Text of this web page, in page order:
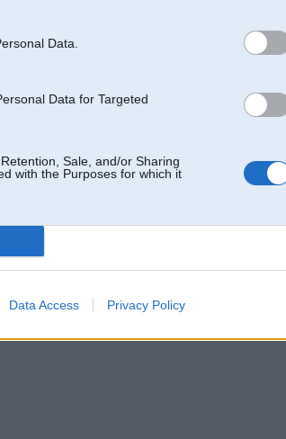
Data.
Data for Targeted
Sale, and/or Sharing
with the Purposes for which it
Data Access Privacy Policy
m47 kārbu stiprinājuma vietas ir vienādas?